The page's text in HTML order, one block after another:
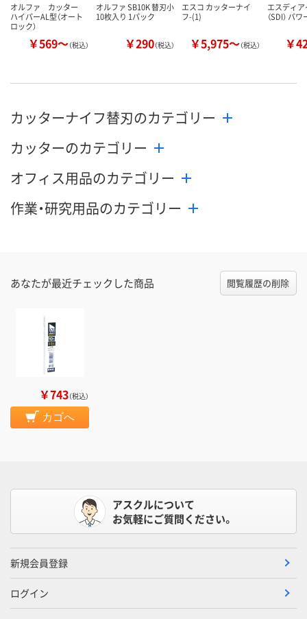
オルファ カッター
ハイパーAL型（オート
ロック）
￥569～（税込）
オルファ SB10K 替刃小
10枚入り 1パック
￥290（税込）
エスコ カッターナイ
フ-(1)
￥5,975～（税込）
エスディ
（SDI） パ
￥
カッターナイフ替刃のカテゴリー
カッターのカテゴリー
オフィス用品のカテゴリー
作業・研究用品のカテゴリー
あなたが最近チェックした商品 閲覧履歴の削除
￥743（税込）
カゴへ
アスクルについて
お気軽にご質問ください。
新規会員登録
ログイン